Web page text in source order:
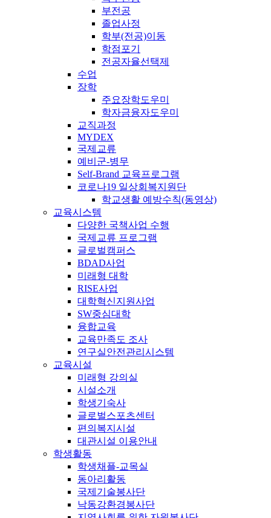
부전공
졸업사정
학부(전공)이동
학점포기
전공자율선택제
수업
장학
주요장학도우미
학자금융자도우미
교직과정
MYDEX
국제교류
예비군-병무
Self-Brand 교육프로그램
코로나19 일상회복지원단
학교생활 예방수칙(동영상)
교육시스템
다양한 국책사업 수행
국제교류 프로그램
글로벌캠퍼스
BDAD사업
미래형 대학
RISE사업
대학혁신지원사업
SW중심대학
융합교육
교육만족도 조사
연구실안전관리시스템
교육시설
미래형 강의실
시설소개
학생기숙사
글로벌스포츠센터
편의복지시설
대관시설 이용안내
학생활동
학생채플-교목실
동아리활동
국제기술봉사단
낙동강환경봉사단